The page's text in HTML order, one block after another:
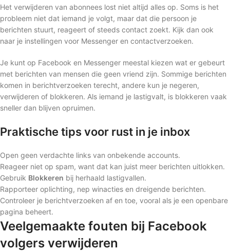
Het verwijderen van abonnees lost niet altijd alles op. Soms is het
probleem niet dat iemand je volgt, maar dat die persoon je
berichten stuurt, reageert of steeds contact zoekt. Kijk dan ook
naar je instellingen voor Messenger en contactverzoeken.
Je kunt op Facebook en Messenger meestal kiezen wat er gebeurt
met berichten van mensen die geen vriend zijn. Sommige berichten
komen in berichtverzoeken terecht, andere kun je negeren,
verwijderen of blokkeren. Als iemand je lastigvalt, is blokkeren vaak
sneller dan blijven opruimen.
Praktische tips voor rust in je inbox
Open geen verdachte links van onbekende accounts.
Reageer niet op spam, want dat kan juist meer berichten uitlokken.
Gebruik Blokkeren bij herhaald lastigvallen.
Rapporteer oplichting, nep winacties en dreigende berichten.
Controleer je berichtverzoeken af en toe, vooral als je een openbare
pagina beheert.
Veelgemaakte fouten bij Facebook
volgers verwijderen